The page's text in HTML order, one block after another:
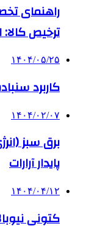
راهنمای
ترخیص کالا:
۱۴۰۴/۰۵/۲۵
کاربرد
۱۴۰۴/۰۲/۰۷
برق سبز
پایدار آرارات
۱۴۰۴/۰۴/۱۲
کتونی